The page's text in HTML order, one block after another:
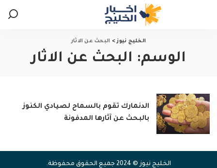
الخليج نيوز> البحث عن الاثار
الوسم: البحث عن الاثار
الدنمارك تقوم بالسماح لصيادي الكنوز
بالبحث عن آثارها المدفونة
الخليج نيوز © 2024 جميع الحقوق محفوظة.